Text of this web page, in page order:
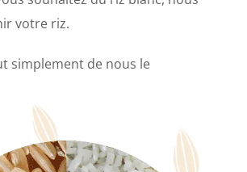
votre riz.
simplement de nous le